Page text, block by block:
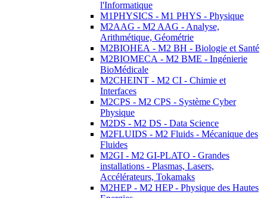
l'Informatique
M1PHYSICS - M1 PHYS - Physique
M2AAG - M2 AAG - Analyse,
Arithmétique, Géométrie
M2BIOHEA - M2 BH - Biologie et Santé
M2BIOMECA - M2 BME - Ingénierie
BioMédicale
M2CHEINT - M2 CI - Chimie et
Interfaces
M2CPS - M2 CPS - Système Cyber
Physique
M2DS - M2 DS - Data Science
M2FLUIDS - M2 Fluids - Mécanique des
Fluides
M2GI - M2 GI-PLATO - Grandes
installations - Plasmas, Lasers,
Accélérateurs, Tokamaks
M2HEP - M2 HEP - Physique des Hautes